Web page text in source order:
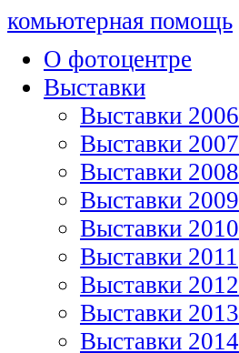
комьютерная помощь
О фотоцентре
Выставки
Выставки 2006
Выставки 2007
Выставки 2008
Выставки 2009
Выставки 2010
Выставки 2011
Выставки 2012
Выставки 2013
Выставки 2014